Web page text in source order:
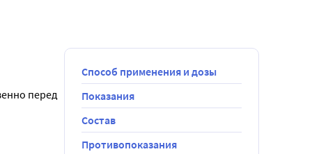
перед
Способ применения и дозы
Показания
Состав
Противопоказания